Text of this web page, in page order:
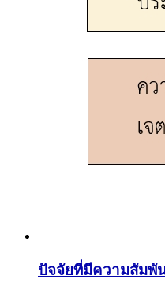
ปัจจัยที่มีความสัมพั